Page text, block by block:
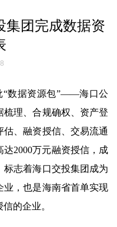
集团完成数据资
“数据资源包”——海口公
理、合规确权、资产登
、融资授信、交易流通
2000万元融资授信，成
标志着海口交投集团成为
业，也是海南省首单实现
的企业。